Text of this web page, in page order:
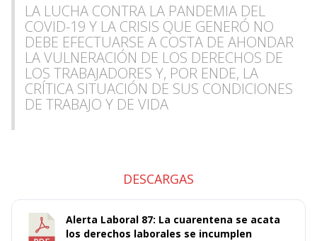
LA LUCHA CONTRA LA PANDEMIA DEL
COVID-19 Y LA CRISIS QUE GENERÓ NO
DEBE EFECTUARSE A COSTA DE AHONDAR
LA VULNERACIÓN DE LOS DERECHOS DE
LOS TRABAJADORES Y, POR ENDE, LA
CRÍTICA SITUACIÓN DE SUS CONDICIONES
DE TRABAJO Y DE VIDA
DESCARGAS
Alerta Laboral 87: La cuarentena se acata
los derechos laborales se incumplen